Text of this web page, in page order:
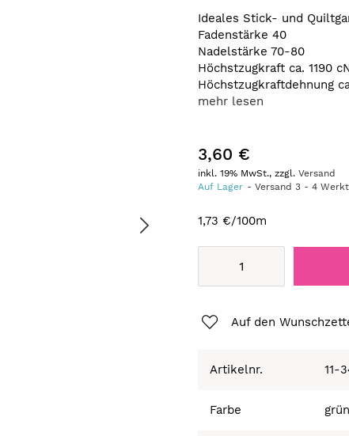
Ideales Stick- und
Fadenstärke 40
Nadelstärke 70-80
Höchstzugkraft ca. 1190
Höchstzugkraftdehnung
mehr lesen
3,60 €
inkl. 19% MwSt., zzgl.Versand
Auf Lager
Versand3 -4
1,73 €/100m
Auf den
Artikelnr. 11-
Farbe grün